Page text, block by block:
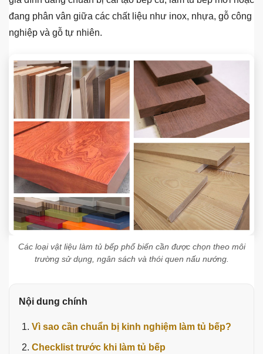
đang phân vân giữa các chất liệu như inox, nhựa, gỗ công
nghiệp và gỗ tự nhiên.
Các loại vật liệu làm tủ bếp phổ biến cần được chọn theo môi
trường sử dụng, ngân sách và thói quen nấu nướng.
Nội dung chính
Vì sao cần chuẩn bị kinh nghiệm làm tủ bếp?
Checklist trước khi làm tủ bếp